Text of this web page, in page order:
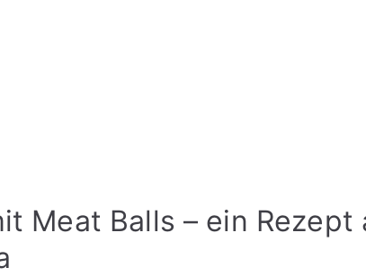
Meat Balls – ein Rezept